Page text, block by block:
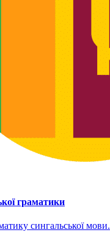
граматики
сингальської мови.